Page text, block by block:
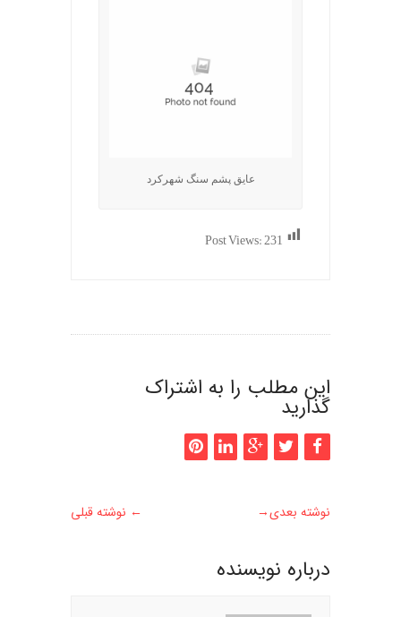
عایق پشم سنگ شهرکرد
Post Views:231
این مطلب را به اشتراک
گذارید
← نوشته قبلی نوشته بعدی→
درباره نويسنده